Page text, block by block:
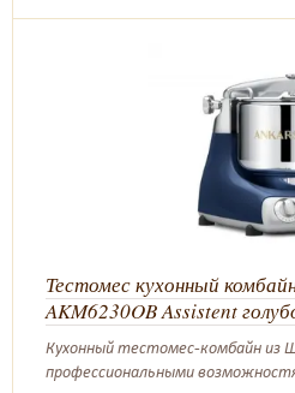
Тестомес кухонный
AKM6230OB Assistent
Кухонный тестомес-комбайн из
профессиональными